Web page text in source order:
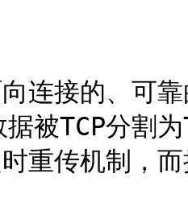
连接的、可
被TCP分割为
重传机制，